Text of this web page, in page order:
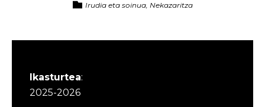
Irudia eta soinua, Nekazaritza
Ikasturtea:
2025-2026